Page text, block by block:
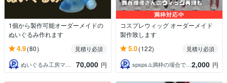
1個から製作可能オーダーメイドの
ぬいぐるみ作れます
4.9(80)
見積り必須
ぬいぐるみ工房マイぬいデザイン
70,000 円
満枠対応中
コスプレウィッグ オーダーメイド
製作致します
5.0(122)
見積り必須
spsps⚠️満枠の場合でも対応可⭕️ 2,000 円